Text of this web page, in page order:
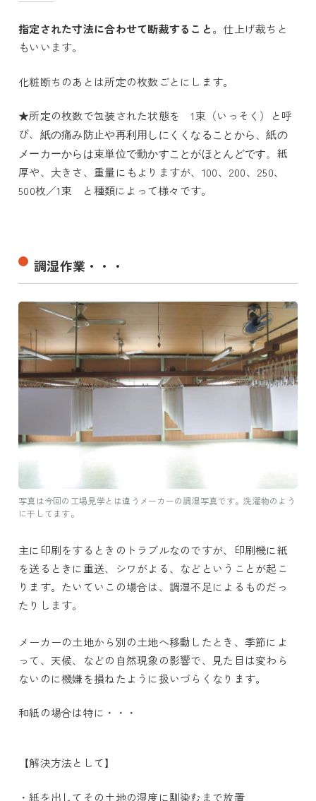
指定された寸法に合わせて断裁すること。仕上げ裁ちと
もいいます。
化粧断ちのあとは所定の枚数ごとにします。
★所定の枚数で包装された状態を 1束（いっそく）と呼
び、 紙の痛み防止や再利用しにくくなることから、紙の
メーカーからは束単位で動かすことがほとんどです。 紙
厚や、大きさ、重量にもよりますが、100、200、250、
500枚／1束 と種類によって様々です。
調湿作業・・・
写真は今回の工場見学とは違うメーカーの調湿写真です。洗濯物のよう
に干してます。
主に印刷をするときのトラブルなのですが、印刷機に紙
を送るときに重送、シワがよる、などということが起こ
ります。たいていこの場合は、調湿不足によるものだっ
たりします。
メーカーの土地から別の土地へ移動したとき、季節によ
って、天候、などの自然現象の影響で、見た目は変わら
ないのに機嫌を損ねたように扱いづらくなります。
和紙の場合は特に・・・
【解決方法として】
・紙を出してその土地の湿度に馴染むまで放置